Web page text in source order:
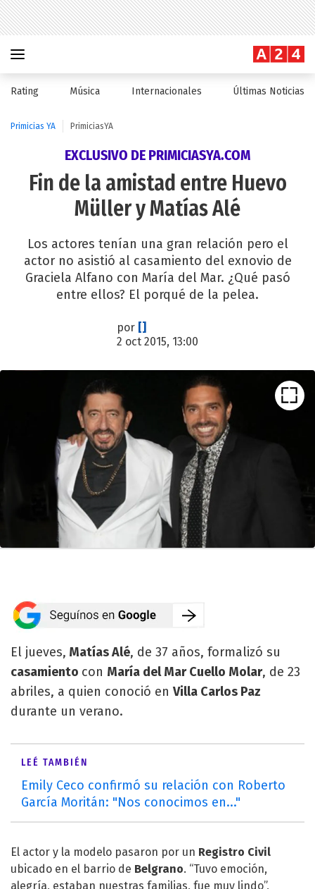
Rating Música Internacionales Últimas Noticias
Primicias YA PrimiciasYA
EXCLUSIVO DE PRIMICIASYA.COM
Fin de la amistad entre Huevo
Müller y Matías Alé
Los actores tenían una gran relación pero el
actor no asistió al casamiento del exnovio de
Graciela Alfano con María del Mar. ¿Qué pasó
entre ellos? El porqué de la pelea.
por []
2 oct 2015, 13:00
El jueves, Matías Alé, de 37 años, formalizó su
casamiento con María del Mar Cuello Molar, de 23
abriles, a quien conoció en Villa Carlos Paz
durante un verano.
LEÉ TAMBIÉN
Emily Ceco confirmó su relación con Roberto
García Moritán: "Nos conocimos en..."
El actor y la modelo pasaron por un Registro Civil
ubicado en el barrio de Belgrano. “Tuvo emoción,
alegría, estaban nuestras familias, fue muy lindo”,